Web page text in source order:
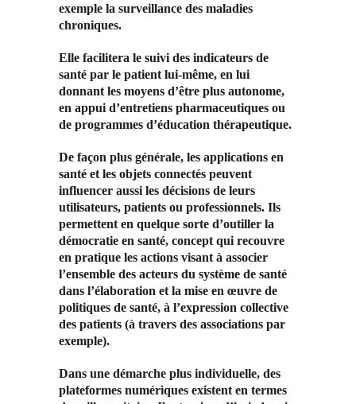
exemple la surveillance des maladies
chroniques.
Elle facilitera le suivi des indicateurs de
santé par le patient lui-même, en lui
donnant les moyens d’être plus autonome,
en appui d’entretiens pharmaceutiques ou
de programmes d’éducation thérapeutique.
De façon plus générale, les applications en
santé et les objets connectés peuvent
influencer aussi les décisions de leurs
utilisateurs, patients ou professionnels. Ils
permettent en quelque sorte d’outiller la
démocratie en santé, concept qui recouvre
en pratique les actions visant à associer
l’ensemble des acteurs du système de santé
dans l’élaboration et la mise en œuvre de
politiques de santé, à l’expression collective
des patients (à travers des associations par
exemple).
Dans une démarche plus individuelle, des
plateformes numériques existent en termes